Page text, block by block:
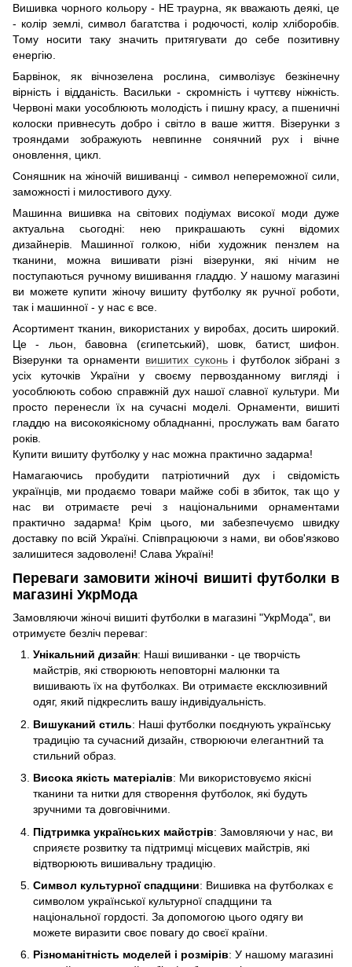
Вишивка чорного кольору - НЕ траурна, як вважають деякі, це
- колір землі, символ багатства і родючості, колір хліборобів.
Тому носити таку значить притягувати до себе позитивну
енергію.
Барвінок, як вічнозелена рослина, символізує безкінечну
вірність і відданість. Васильки - скромність і чуттєву ніжність.
Червоні маки уособлюють молодість і пишну красу, а пшеничні
колоски привнесуть добро і світло в ваше життя. Візерунки з
трояндами зображують невпинне сонячний рух і вічне
оновлення, цикл.
Соняшник на жіночій вишиванці - символ непереможної сили,
заможності і милостивого духу.
Машинна вишивка на світових подіумах високої моди дуже
актуальна сьогодні: нею прикрашають сукні відомих
дизайнерів. Машинної голкою, ніби художник пензлем на
тканини, можна вишивати різні візерунки, які нічим не
поступаються ручному вишивання гладдю. У нашому магазині
ви можете купити жіночу вишиту футболку як ручної роботи,
так і машинної - у нас є все.
Асортимент тканин, використаних у виробах, досить широкий.
Це - льон, бавовна (єгипетський), шовк, батист, шифон.
Візерунки та орнаменти вишитих суконьі футболок зібрані з
усіх куточків України у своєму первозданному вигляді і
уособлюють собою справжній дух нашої славної культури. Ми
просто перенесли їх на сучасні моделі. Орнаменти, вишиті
гладдю на високоякісному обладнанні, прослужать вам багато
років.
Купити вишиту футболку у нас можна практично задарма!
Намагаючись пробудити патріотичний дух і свідомість
українців, ми продаємо товари майже собі в збиток, так що у
нас ви отримаєте речі з національними орнаментами
практично задарма! Крім цього, ми забезпечуємо швидку
доставку по всій Україні. Співпрацюючи з нами, ви обов'язково
залишитеся задоволені! Слава Україні!
Переваги замовити жіночі вишиті футболки в
магазині УкрМода
Замовляючи жіночі вишиті футболки в магазині "УкрМода", ви
отримуєте безліч переваг:
Унікальний дизайн: Наші вишиванки - це творчість
майстрів, які створюють неповторні малюнки та
вишивають їх на футболках. Ви отримаєте ексклюзивний
одяг, який підкреслить вашу індивідуальність.
Вишуканий стиль: Наші футболки поєднують українську
традицію та сучасний дизайн, створюючи елегантний та
стильний образ.
Висока якість матеріалів: Ми використовуємо якісні
тканини та нитки для створення футболок, які будуть
зручними та довговічними.
Підтримка українських майстрів: Замовляючи у нас, ви
сприяєте розвитку та підтримці місцевих майстрів, які
відтворюють вишивальну традицію.
Символ культурної спадщини: Вишивка на футболках є
символом української культурної спадщини та
національної гордості. За допомогою цього одягу ви
можете виразити своє повагу до своєї країни.
Різноманітність моделей і розмірів: У нашому магазині